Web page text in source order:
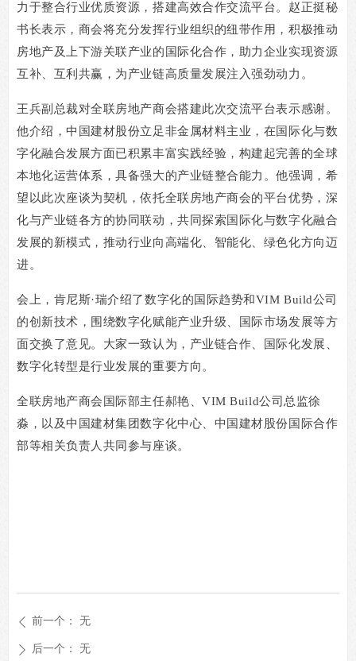
力于整合行业优质资源，搭建高效合作交流平台。赵正挺秘
书长表示，商会将充分发挥行业组织的纽带作用，积极推动
房地产及上下游关联产业的国际化合作，助力企业实现资源
互补、互利共赢，为产业链高质量发展注入强劲动力。
王兵副总裁对全联房地产商会搭建此次交流平台表示感谢。
他介绍，中国建材股份立足非金属材料主业，在国际化与数
字化融合发展方面已积累丰富实践经验，构建起完善的全球
本地化运营体系，具备强大的产业链整合能力。他强调，希
望以此次座谈为契机，依托全联房地产商会的平台优势，深
化与产业链各方的协同联动，共同探索国际化与数字化融合
发展的新模式，推动行业向高端化、智能化、绿色化方向迈
进。
会上，肯尼斯·瑞介绍了数字化的国际趋势和VIM Build公司
的创新技术，围绕数字化赋能产业升级、国际市场发展等方
面交换了意见。大家一致认为，产业链合作、国际化发展、
数字化转型是行业发展的重要方向。
全联房地产商会国际部主任郝艳、VIM Build公司总监徐
淼，以及中国建材集团数字化中心、中国建材股份国际合作
部等相关负责人共同参与座谈。
ꄴ 前一个： 无
ꄲ 后一个： 无